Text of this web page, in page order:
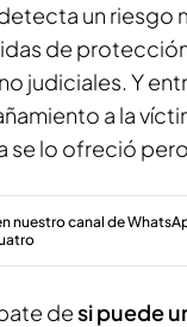
un riesgo
de
judiciales. Y
a la
se lo ofreció
nuestro canal de
desi puede